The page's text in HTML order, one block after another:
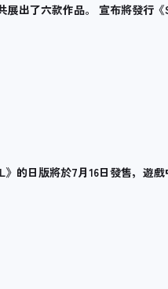
出了六款作品。 宣布將發行《
的日版將於7月16日發售，遊